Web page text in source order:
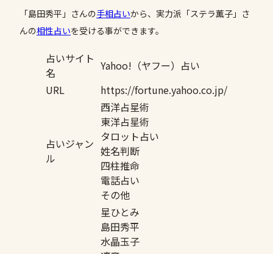
「島田秀平」さんの手相占いから、実力派「ステラ薫子」さ
んの相性占いを受ける事ができます。
占いサイト
名
Yahoo!（ヤフー）占い
URL
https://fortune.yahoo.co.jp/
占いジャン
ル
西洋占星術
東洋占星術
タロット占い
姓名判断
四柱推命
電話占い
その他
星ひとみ
島田秀平
水晶玉子